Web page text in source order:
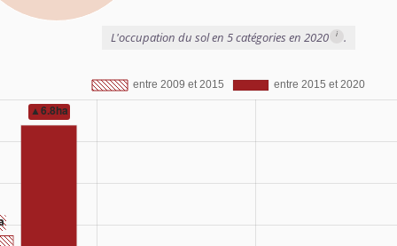
L'occupation du sol en 5 catégories en 2020 i .